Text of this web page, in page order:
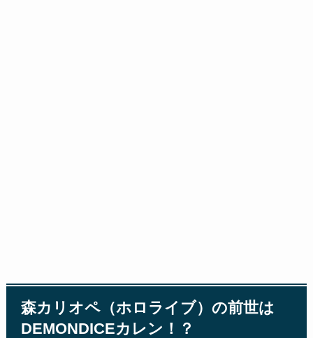
森カリオペ（ホロライブ）の前世は
DEMONDICEカレン！？